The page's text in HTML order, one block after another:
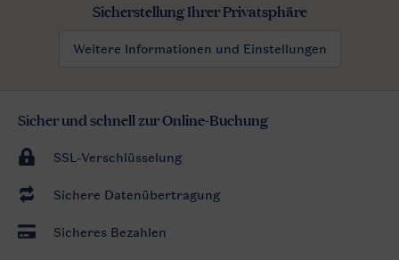
Sicherstellung Ihrer Privatsphäre
Weitere Informationen und Einstellungen
Sicher und schnell zur Online-Buchung
SSL-Verschlüsselung
Sichere Datenübertragung
Sicheres Bezahlen